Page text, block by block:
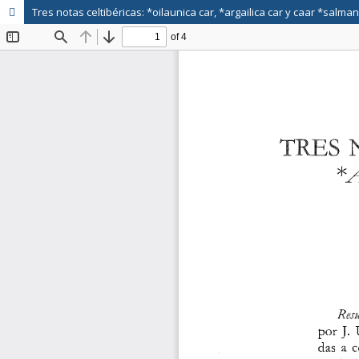
Tres notas celtibéricas: *oilaunica car, *argailica car y caar